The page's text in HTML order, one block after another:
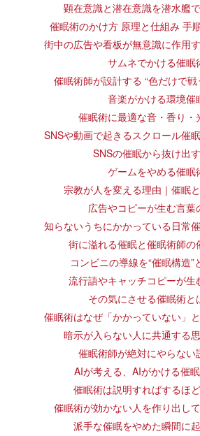
顕在意識と潜在意識を潜水艦
催眠術のかけ方 原理と仕組み 手
街中の広告や看板が無意識に作用
サムネでかける催眠
催眠術師が設計する “色だけで
音楽がかける環境催
催眠術に最適な音・香り・
SNSや動画で起きるスクロール催
SNSの催眠から抜け出
ゲームをやめる催眠
宗教が人を変える理由｜催眠
広告やコピーが生む言葉
知らないうちにかかっている日常
街に溢れる催眠と催眠術師の
コンビニの導線を“催眠構造”
流行語やキャッチコピーが生
その気にさせる催眠術と
催眠術はなぜ「かかっていない」
暗示が入らない人に共通する
催眠術師が絶対にやらない
AIが考える、AIがかける催
催眠術は説明すればするほ
催眠術が効かない人を作り出し
派手な催眠をやめた瞬間に